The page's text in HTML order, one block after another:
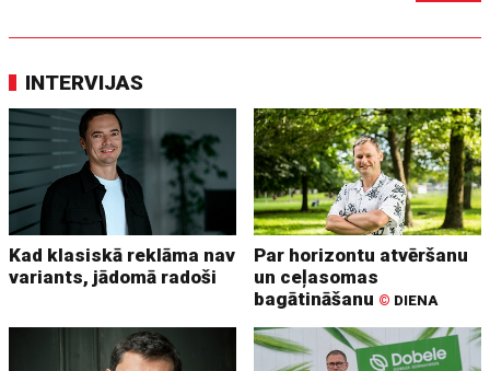
INTERVIJAS
Kad klasiskā reklāma nav
variants, jādomā radoši
Par horizontu atvēršanu
un ceļasomas
bagātināšanu © DIENA